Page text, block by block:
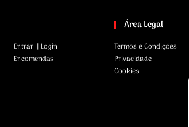
Entrar | Login
Encomendas
Área Legal
Termos e Condições
Privacidade
Cookies